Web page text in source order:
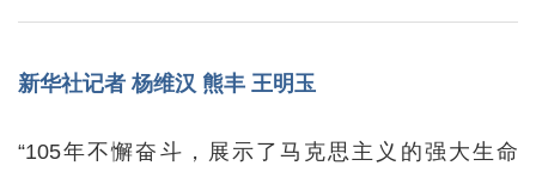
新华社记者 杨维汉 熊丰 王明玉
“105年不懈奋斗，展示了马克思主义的强大生命